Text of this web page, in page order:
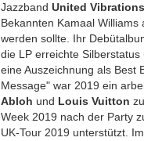
Jazzband United Vibrations
Bekannten Kamaal
werden sollte. Ihr
die LP erreichte
eine Auszeichnung als Best
Message" war 2019 ein
Abloh und Louis Vuitton
Week 2019 nach der Party
UK-Tour 2019 unterstützt.